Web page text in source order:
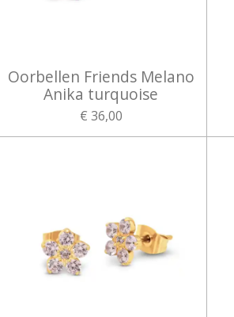
Oorbellen Friends Melano
Anika turquoise
€ 36,00